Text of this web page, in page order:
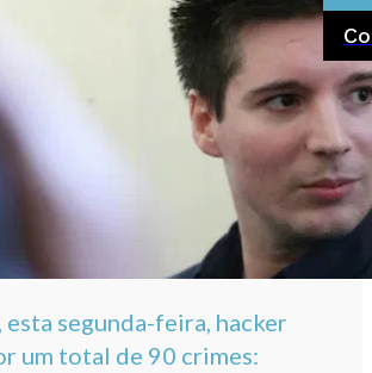
esta segunda-feira, hacker
um total de 90 crimes: